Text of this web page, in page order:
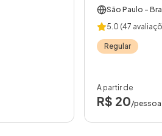
São Paulo -
5.0 (47
Regular
A partir de
R$ 20/pessoa